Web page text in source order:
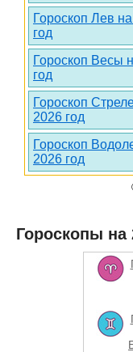
Гороскоп Лев
год
Гороскоп Весы
год
Гороскоп
2026 год
Гороскоп
2026 год
Гороскопы на